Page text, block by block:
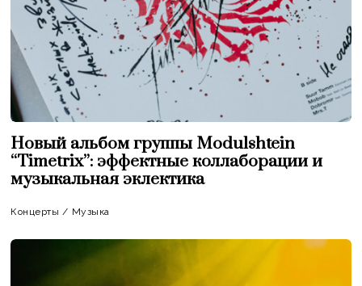
Новый альбом группы Modulshtein
“Timetrix”: эффектные коллаборации и
музыкальная эклектика
Концерты / Музыка